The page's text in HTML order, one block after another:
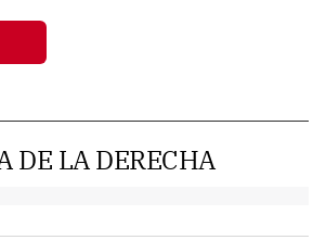
DE LA DERECHA